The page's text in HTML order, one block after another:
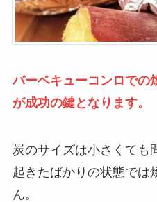
バーベキューコンロでの
が成功の鍵となります。
炭のサイズは小さくても
起きたばかりの状態では
ん。